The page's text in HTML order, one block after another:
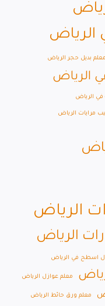
معلم بديل حجر الرياض
الرياض
في الرياض
مرايات الرياض
الرياض
الرياض
اسطح في الرياض
معلم عوازل الرياض
معلم ورق حائط الرياض